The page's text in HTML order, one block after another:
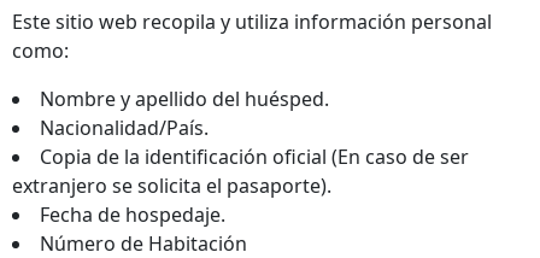
Este sitio web recopila y utiliza información personal
como:
Nombre y apellido del huésped.
Nacionalidad/País.
Copia de la identificación oficial (En caso de ser
extranjero se solicita el pasaporte).
Fecha de hospedaje.
Número de Habitación